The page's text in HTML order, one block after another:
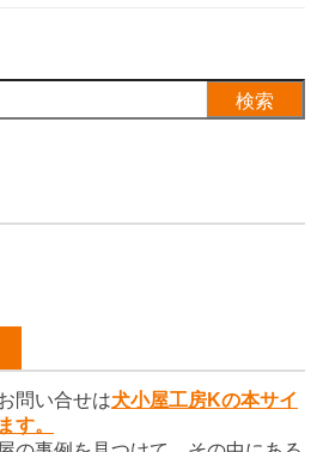
問い合せは犬小屋工房Kの本サイ
す。